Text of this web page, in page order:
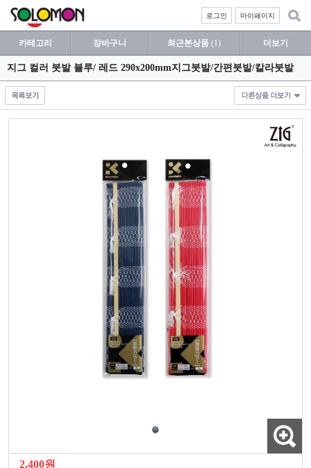
마이페이지
로그인
카테고리 장바구니 최근본상품 (1) 더보기
지그 컬러 붓발 블루/ 레드 290x200mm지그붓발/간편붓발/칼라붓발
2,400원